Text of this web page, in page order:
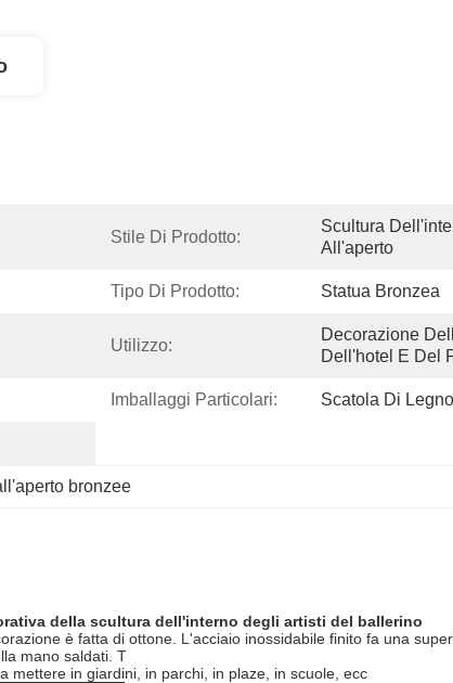
Stile Di Prodotto:
Scultura
All'aperto
Tipo Di Prodotto: Statua Bronzea
Utilizzo:
Decorazione
Dell'hotel E Del
Imballaggi Particolari: Scatola Di
bronzee
della scultura dell'interno degli artisti del ballerino
è fatta di ottone. L'acciaio inossidabile finito fa una
mano saldati. T
mettere in giardini, in parchi, in plaze, in scuole, ecc